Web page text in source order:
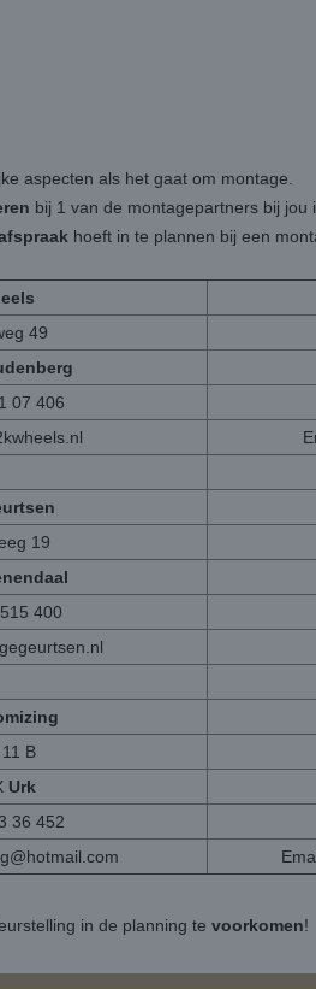
aspecten als het gaat om montage.
bij 1 van de montagepartners bij jou
hoeft in te plannen bij een
49
07 406
19
400
B
Urk
36 452
in de planning te voorkomen!